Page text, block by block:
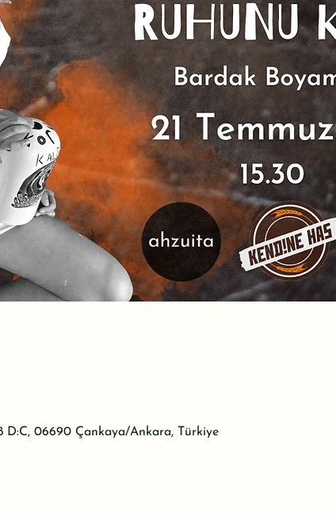
D:C, 06690 Çankaya/Ankara, Türkiye